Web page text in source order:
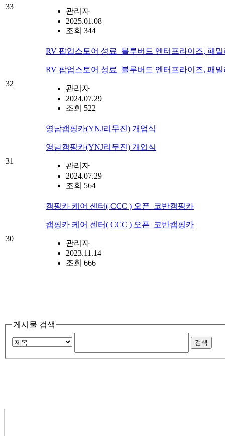
33
관리자
2025.01.08
조회 344
32
RV 팝업스토어 성료_블루버드 엔터프라이즈, 패
RV 팝업스토어 성료_블루버드 엔터프라이즈, 패
관리자
2024.07.29
조회 522
31
영남캠핑카(YNJ리무진) 개업식
영남캠핑카(YNJ리무진) 개업식
관리자
2024.07.29
조회 564
30
캠핑카 케어 센터( CCC ) 오픈_코반캠핑카
캠핑카 케어 센터( CCC ) 오픈_코반캠핑카
관리자
2023.11.14
조회 666
게시물 검색